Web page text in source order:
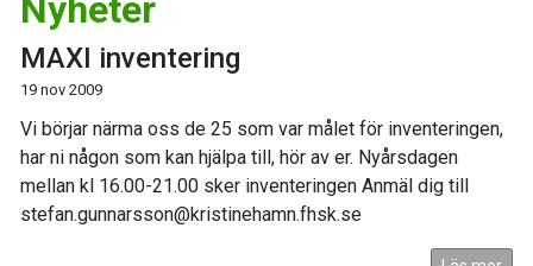
Nyheter
MAXI inventering
19 nov 2009
Vi börjar närma oss de 25 som var målet för inventeringen,
har ni någon som kan hjälpa till, hör av er. Nyårsdagen
mellan kl 16.00-21.00 sker inventeringen Anmäl dig till
stefan.gunnarsson@kristinehamn.fhsk.se